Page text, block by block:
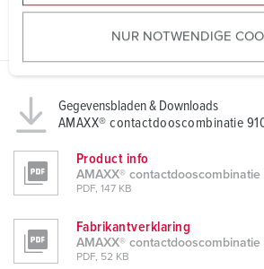
u
w
l
NUR NOTWENDIGE
Gegevensbladen & Downloads
AMAXX® contactdooscombinatie
Product info
AMAXX® contactdooscombinatie
PDF, 147 KB
Fabrikantverklaring
AMAXX® contactdooscombinatie
PDF, 52 KB